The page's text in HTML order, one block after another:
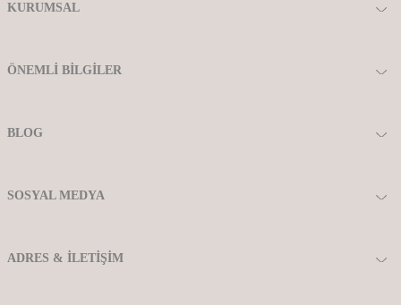
KURUMSAL
ÖNEMLI BILGILER
BLOG
SOSYAL MEDYA
ADRES & İLETIŞIM